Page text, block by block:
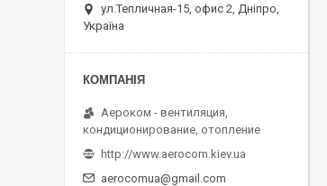
ул.Тепличная-15, офис 2, Дніпро,
Україна
Аероком - вентиляция,
кондиционирование, отопление
http://www.aerocom.kiev.ua
aerocomua@gmail.com